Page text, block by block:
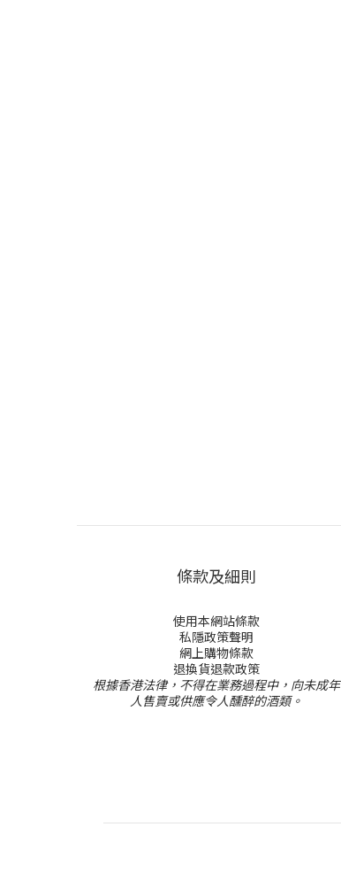
條款及細則
使用本網站條款
私隱政策聲明
網上購物條款
退換貨退款政策
根據香港法律，不得在業務過程中，向未成年
人售賣或供應令人醺醉的酒類。